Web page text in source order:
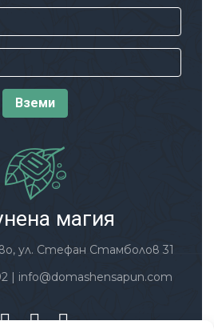
магия
ул. Стефан Стамболов 31
| info@domashensapun.com